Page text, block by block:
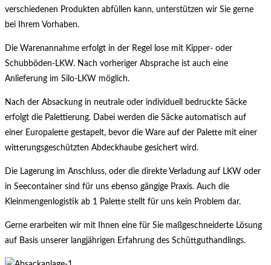
verschiedenen Produkten abfüllen kann, unterstützen wir Sie gerne
bei Ihrem Vorhaben.
Die Warenannahme erfolgt in der Regel lose mit Kipper- oder
Schubböden-LKW. Nach vorheriger Absprache ist auch eine
Anlieferung im Silo-LKW möglich.
Nach der Absackung in neutrale oder individuell bedruckte Säcke
erfolgt die Palettierung. Dabei werden die Säcke automatisch auf
einer Europalette gestapelt, bevor die Ware auf der Palette mit einer
witterungsgeschützten Abdeckhaube gesichert wird.
Die Lagerung im Anschluss, oder die direkte Verladung auf LKW oder
in Seecontainer sind für uns ebenso gängige Praxis. Auch die
Kleinmengenlogistik ab 1 Palette stellt für uns kein Problem dar.
Gerne erarbeiten wir mit Ihnen eine für Sie maßgeschneiderte Lösung
auf Basis unserer langjährigen Erfahrung des Schüttguthandlings.